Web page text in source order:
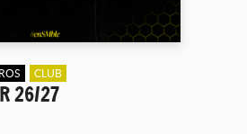
CLUB
26/27